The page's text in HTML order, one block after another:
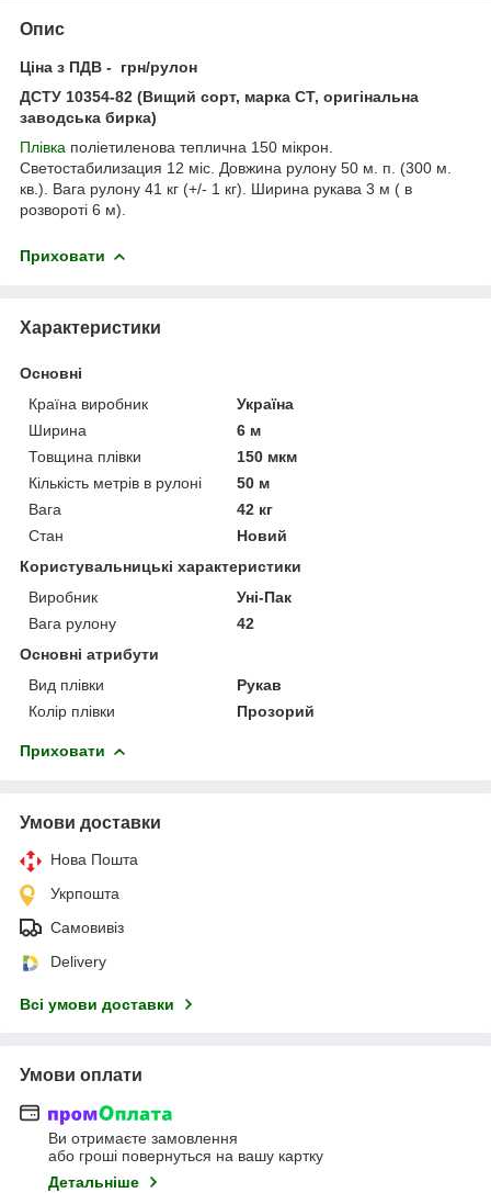
Опис
Ціна з ПДВ - грн/рулон
ДСТУ 10354-82 (Вищий сорт, марка СТ, оригінальна
заводська бирка)
Плівка поліетиленова теплична 150 мікрон.
Светостабилизация 12 міс. Довжина рулону 50 м. п. (300 м.
кв.). Вага рулону 41 кг (+/- 1 кг). Ширина рукава 3 м ( в
розвороті 6 м).
Приховати
Характеристики
Основні
Країна виробник
Україна
Ширина
6 м
Товщина плівки
150 мкм
Кількість метрів в рулоні
50 м
Вага
42 кг
Стан
Новий
Користувальницькі характеристики
Виробник
Уні-Пак
Вага рулону
42
Основні атрибути
Вид плівки
Рукав
Колір плівки
Прозорий
Приховати
Умови доставки
Нова Пошта
Укрпошта
Самовивіз
Delivery
Всі умови доставки
Умови оплати
Ви отримаєте замовлення
або гроші повернуться на вашу картку
Детальніше